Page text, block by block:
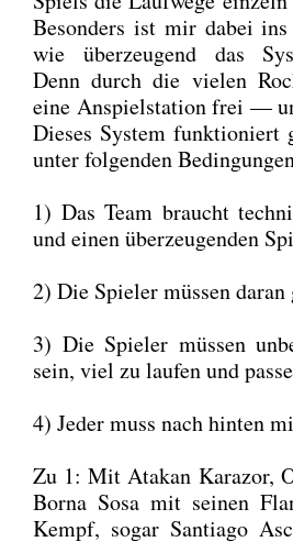
Beson­ders ist mir dabei ins
wie über­zeu­gend das
Denn durch die vie­len
eine Anspiel­sta­ti­on frei —
Die­ses Sys­tem funk­tio­niert
unter fol­gen­den
1) Das Team braucht
und einen über­zeu­gen­den
2) Die Spie­ler müs­sen dar­an
3) Die Spie­ler müs­sen
sein, viel zu lau­fen und
4) Jeder muss nach hin­ten
Zu 1: Mit Ata­kan Kara­zor,
Bor­na Sosa mit sei­nen
Kempf, sogar Sant­ia­go